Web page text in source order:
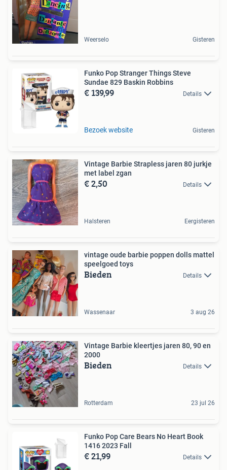
Weerselo Gisteren
Funko Pop Stranger Things Steve
Sundae 829 Baskin Robbins
€ 139,99 Details
Bezoek website Gisteren
Vintage Barbie Strapless jaren 80 jurkje
met label zgan
€ 2,50 Details
Halsteren Eergisteren
vintage oude barbie poppen dolls mattel
speelgoed toys
Bieden Details
Wassenaar 3 aug 26
Vintage Barbie kleertjes jaren 80, 90 en
2000
Bieden Details
Rotterdam 23 jul 26
Funko Pop Care Bears No Heart Book
1416 2023 Fall
€ 21,99 Details